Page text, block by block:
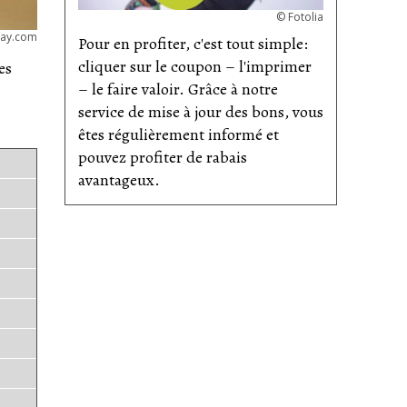
%
© Fotolia
Pour en profiter, c'est tout simple:
cliquer sur le coupon – l'imprimer
– le faire valoir. Grâce à notre
service de mise à jour des bons, vous
êtes régulièrement informé et
pouvez profiter de rabais
avantageux.